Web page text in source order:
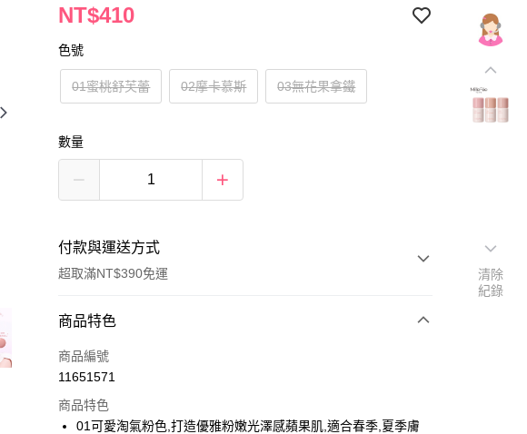
NT$410
色號
01蜜桃舒芙蕾 02摩卡慕斯 03無花果拿鐵
數量
付款與運送方式
超取滿NT$390免運
付款方式
POYA支付
超商取貨付款
商品特色
商品編號
11651571
商品特色
01可愛淘氣粉色,打造優雅粉嫩光澤感蘋果肌,適合春季,夏季膚
清除
紀錄